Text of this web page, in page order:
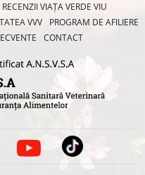
RECENZII VIAȚA VERDE VIU
VVV
PROGRAM DE AFILIERE
CONTACT